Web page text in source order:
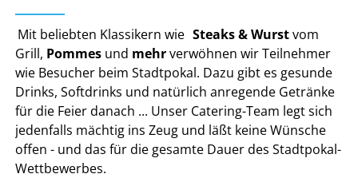
Mit beliebten Klassikern wie Steaks & Wurstvom
Grill, Pommesund mehrverwöhnen wir Teilnehmer
wie Besucher beim Stadtpokal. Dazu gibt es gesunde
Drinks, Softdrinks und natürlich anregende Getränke
für die Feier danach ... Unser Catering-Team legt sich
jedenfalls mächtig ins Zeug und läßt keine Wünsche
offen - und das für die gesamte Dauer des Stadtpokal-
Wettbewerbes.